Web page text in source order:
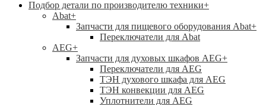
Подбор детали по производителю техники+
Abat+
Запчасти для пищевого оборудования Abat+
Переключатели для Abat
AEG+
Запчасти для духовых шкафов AEG+
Переключатели для AEG
ТЭН духового шкафа для AEG
ТЭН конвекции для AEG
Уплотнители для AEG